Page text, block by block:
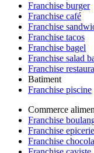
Franchise burger
Franchise café
Franchise
Franchise tacos
Franchise bagel
Franchise salad
Franchise
Batiment
Franchise piscine
Commerce
Franchise
Franchise
Franchise